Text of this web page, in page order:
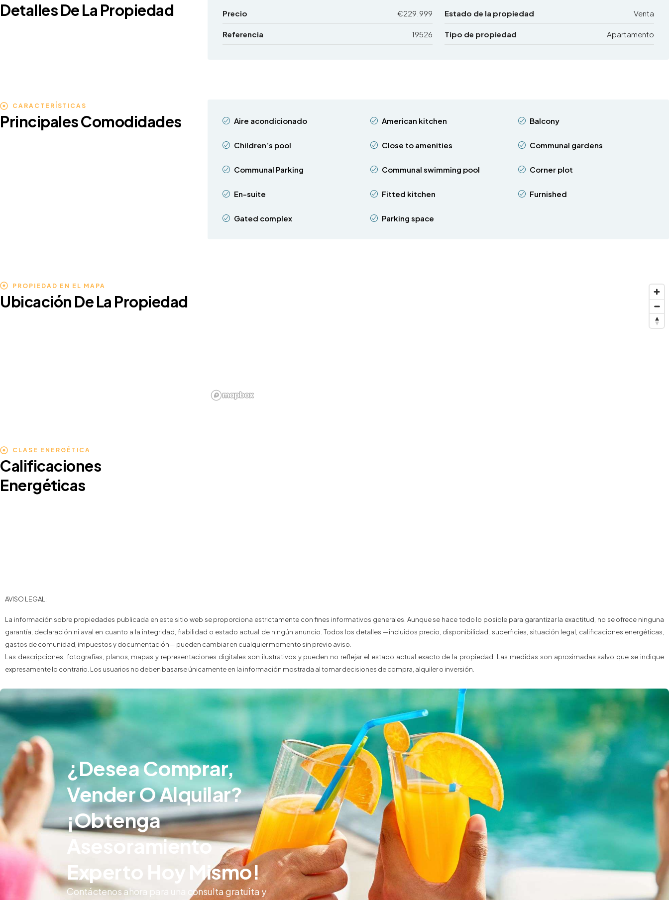
Detalles De La Propiedad Precio €229.999 Estado de la propiedad Venta
Referencia 19526 Tipo de propiedad Apartamento
CARACTERÍSTICAS
Principales Comodidades Aire acondicionado American kitchen Balcony
Children’s pool Close to amenities Communal gardens
Communal Parking Communal swimming pool Corner plot
En-suite Fitted kitchen Furnished
Gated complex Parking space
PROPIEDAD EN EL MAPA
Ubicación De La Propiedad
CLASE ENERGÉTICA
Calificaciones
Energéticas
AVISO LEGAL:
La información sobre propiedades publicada en este sitio web se proporciona estrictamente con fines informativos generales. Aunque se hace todo lo posible para garantizar la exactitud, no se ofrece ninguna
garantía, declaración ni aval en cuanto a la integridad, fiabilidad o estado actual de ningún anuncio. Todos los detalles —incluidos precio, disponibilidad, superficies, situación legal, calificaciones energéticas,
gastos de comunidad, impuestos y documentación— pueden cambiar en cualquier momento sin previo aviso.
Las descripciones, fotografías, planos, mapas y representaciones digitales son ilustrativos y pueden no reflejar el estado actual exacto de la propiedad. Las medidas son aproximadas salvo que se indique
expresamente lo contrario. Los usuarios no deben basarse únicamente en la información mostrada al tomar decisiones de compra, alquiler o inversión.
¿Desea Comprar,
Vender O Alquilar?
¡Obtenga
Asesoramiento
Experto Hoy Mismo!
Contáctenos ahora para una consulta gratuita y